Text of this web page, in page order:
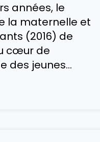
années, le
la maternelle et
(2016) de
cœur de
des jeunes
autour de
: Appartenance